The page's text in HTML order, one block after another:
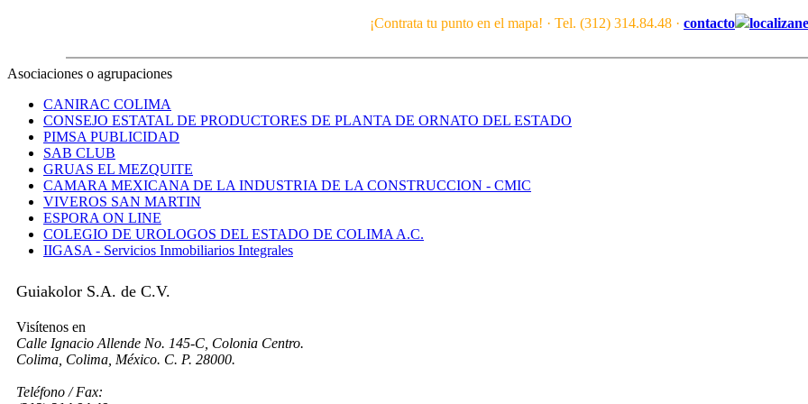
¡Contrata tu punto en el mapa! · Tel. (312) 314.84.48 · contacto
Asociaciones o agrupaciones
CANIRAC COLIMA
CONSEJO ESTATAL DE PRODUCTORES DE PLANTA DE ORNATO DEL ESTADO
PIMSA PUBLICIDAD
SAB CLUB
GRUAS EL MEZQUITE
CAMARA MEXICANA DE LA INDUSTRIA DE LA CONSTRUCCION - CMIC
VIVEROS SAN MARTIN
ESPORA ON LINE
COLEGIO DE UROLOGOS DEL ESTADO DE COLIMA A.C.
IIGASA - Servicios Inmobiliarios Integrales
Guiakolor S.A. de C.V.
Visítenos en
Calle Ignacio Allende No. 145-C, Colonia Centro.
Colima, Colima, México. C. P. 28000.
Teléfono / Fax: